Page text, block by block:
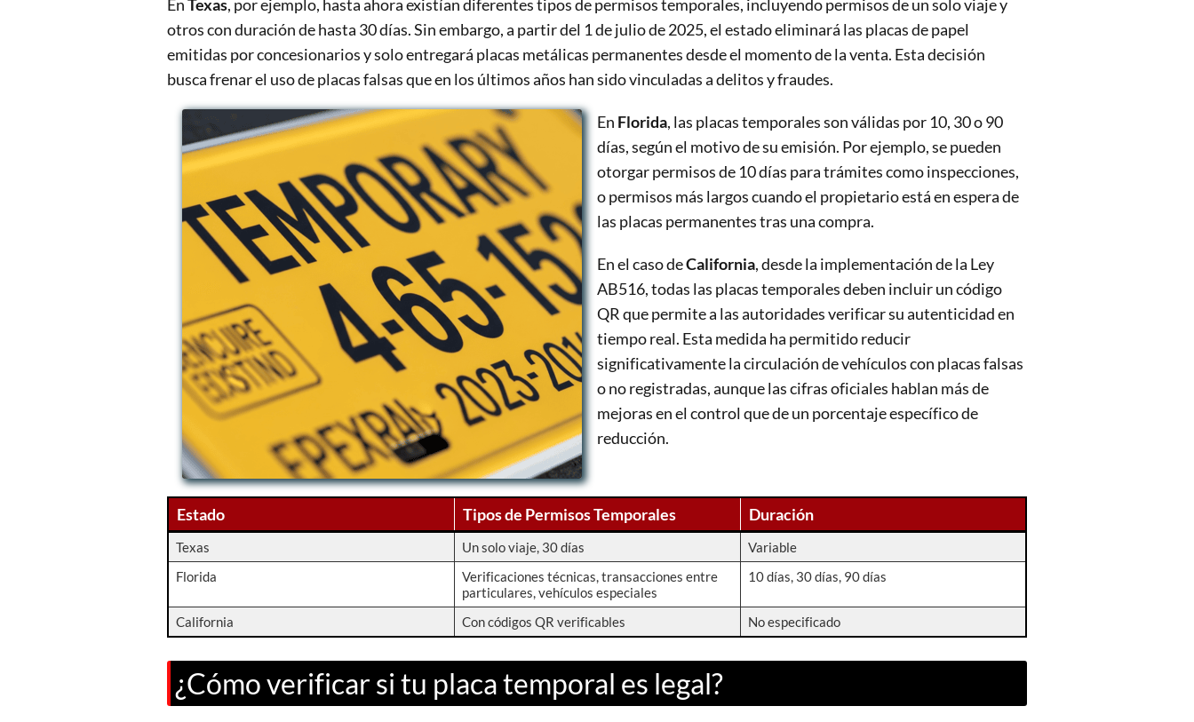
EnTexas, por ejemplo, hasta ahora existían diferentes tipos de permisos temporales, incluyendo permisos de un solo viaje y
otros con duración de hasta 30 días. Sin embargo, a partir del 1 de julio de 2025, el estado eliminará las placas de papel
emitidas por concesionarios y solo entregará placas metálicas permanentes desde el momento de la venta. Esta decisión
busca frenar el uso de placas falsas que en los últimos años han sido vinculadas a delitos y fraudes.
En Florida, las placas temporales son válidas por 10, 30 o 90
días, según el motivo de su emisión. Por ejemplo, se pueden
otorgar permisos de 10 días para trámites como inspecciones,
o permisos más largos cuando el propietario está en espera de
las placas permanentes tras una compra.
En el caso deCalifornia, desde la implementación de la Ley
AB516, todas las placas temporales deben incluir un código
QR que permite a las autoridades verificar su autenticidad en
tiempo real. Esta medida ha permitido reducir
significativamente la circulación de vehículos con placas falsas
o no registradas, aunque las cifras oficiales hablan más de
mejoras en el control que de un porcentaje específico de
reducción.
Estado Tipos de Permisos Temporales Duración
Texas Un solo viaje, 30 días
Variable
Florida
Verificaciones técnicas, transacciones entre
particulares, vehículos especiales
10 días, 30 días, 90 días
California Con códigos QR verificables No especificado
¿Cómo verificar si tu placa temporal es legal?